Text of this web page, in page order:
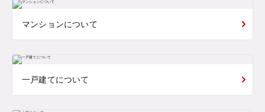
マンションについて
一戸建てについて